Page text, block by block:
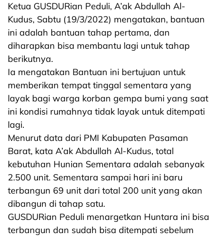
Ketua GUSDURian Peduli, A’ak Abdullah Al-
Kudus, Sabtu (19/3/2022) mengatakan, bantuan
ini adalah bantuan tahap pertama, dan
diharapkan bisa membantu lagi untuk tahap
berikutnya.
Ia mengatakan Bantuan ini bertujuan untuk
memberikan tempat tinggal sementara yang
layak bagi warga korban gempa bumi yang saat
ini kondisi rumahnya tidak layak untuk ditempati
lagi.
Menurut data dari PMI Kabupaten Pasaman
Barat, kata A’ak Abdullah Al-Kudus, total
kebutuhan Hunian Sementara adalah sebanyak
2.500 unit. Sementara sampai hari ini baru
terbangun 69 unit dari total 200 unit yang akan
dibangun di tahap satu.
GUSDURian Peduli menargetkan Huntara ini bisa
terbangun dan sudah bisa ditempati sebelum